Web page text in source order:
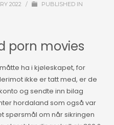
2022 /
PUBLISHED IN
porn movies
ha i kjøleskapet, for
ikke er tatt med, er de
og sendte inn bilag
hordaland som også var
spørsmål om når sikringen